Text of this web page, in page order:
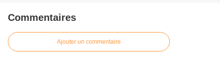
Commentaires
Ajouter un commentaire